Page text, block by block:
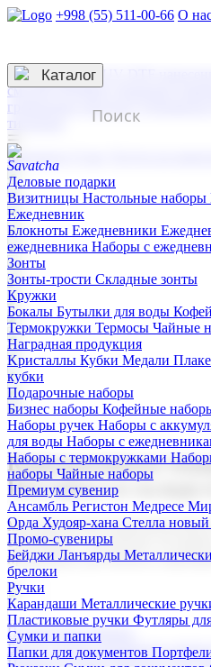
+998 (55) 511-00-66 О
3D гравировка
смолой (Doming)
гравировка твердая
тиснение
☰
Контакты
Каталог
Деловые подарки
Визитницы Настольные наборы
Ежедневник
Блокноты Ежедневники
ежедневника Наборы с
Зонты
Зонты-трости Складные зонты
Кружки
Бокалы Бутылки для воды
Термокружки Термосы Чайные
Наградная продукция
Kристаллы Кубки Медали
кубки
Подарочные наборы
Бизнес наборы Кофейные
Наборы ручек Наборы с
для воды Наборы с
Наборы с термокружками
наборы Чайные наборы
Премиум сувенир
Ансамбль Регистон Медресе
Орда Худояр-хана Стелла новый
Промо-сувениры
Бейджи Ланъярды
брелоки
Ручки
Карандаши Металлические
Пластиковые ручки Футляры
Сумки и папки
Папки для документов
Корпоративные
Поставка со склада
Мы предлагаем широкий выбор
сувениров с логотипом. В нашем
продукцию для бизнеса,
Подарочные наборы
Бизнес наборыКофейные